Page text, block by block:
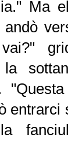
Ma
entrarci